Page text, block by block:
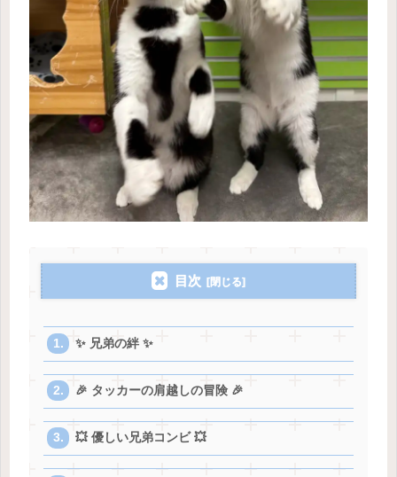
目次
✨ 兄弟の絆 ✨
🎉 タッカーの肩越しの冒険 🎉
💥 優しい兄弟コンビ 💥